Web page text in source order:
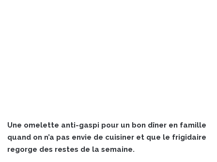
Une omelette anti-gaspi pour un bon dîner en famille
quand on n’a pas envie de cuisiner et que le frigidaire
regorge des restes de la semaine.